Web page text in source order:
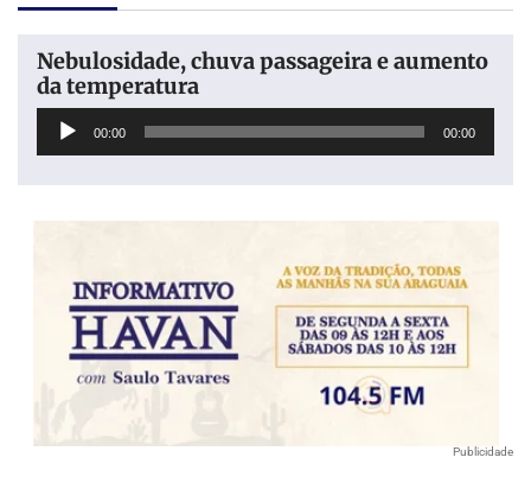
Nebulosidade, chuva passageira e aumento
da temperatura
Tocador
00:00 00:00
Publicidade